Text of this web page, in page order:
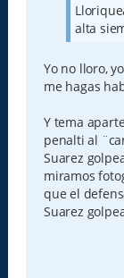
alta
Yo no lloro,
me hagas
Y tema
penalti al
Suarez
miramos
que el
Suarez